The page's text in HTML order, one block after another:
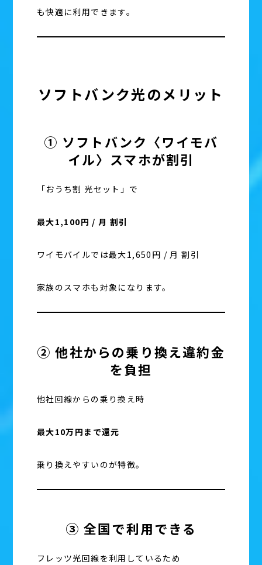
も快適に利用できます。
ソフトバンク光のメリット
① ソフトバンク〈ワイモバ
イル〉スマホが割引
「おうち割 光セット」で
最大1,100円 / 月 割引
ワイモバイルでは最大1,650円 / 月 割引
家族のスマホも対象になります。
② 他社からの乗り換え違約金
を負担
他社回線からの乗り換え時
最大10万円まで還元
乗り換えやすいのが特徴。
③ 全国で利用できる
フレッツ光回線を利用しているため